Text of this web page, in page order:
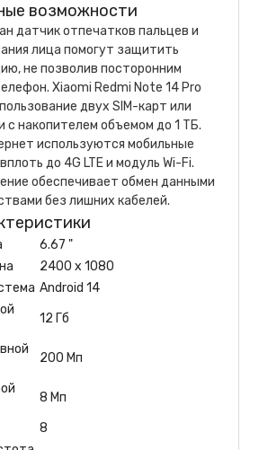
возможности
датчик отпечатков пальцев и
лица помогут защитить
не позволив посторонним
Xiaomi Redmi Note 14 Pro
двух SIM-карт или
с накопителем объемом до 1 ТБ.
используются мобильные
до 4G LTE и модуль Wi-Fi.
обеспечивает обмен данными
без лишних кабелей.
6.67 "
2400 x 1080
Android 14
12 Гб
200 Мп
8 Мп
8